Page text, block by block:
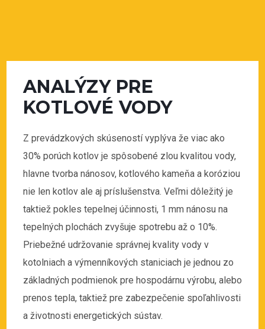
ANALÝZY PRE
KOTLOVÉ VODY
Z prevádzkových skúseností vyplýva že viac ako
30% porúch kotlov je spôsobené zlou kvalitou vody,
hlavne tvorba nánosov, kotlového kameňa a koróziou
nie len kotlov ale aj príslušenstva. Veľmi dôležitý je
taktiež pokles tepelnej účinnosti, 1 mm nánosu na
tepelných plochách zvyšuje spotrebu až o 10%.
Priebežné udržovanie správnej kvality vody v
kotolniach a výmenníkových staniciach je jednou zo
základných podmienok pre hospodárnu výrobu, alebo
prenos tepla, taktiež pre zabezpečenie spoľahlivosti
a životnosti energetických sústav.